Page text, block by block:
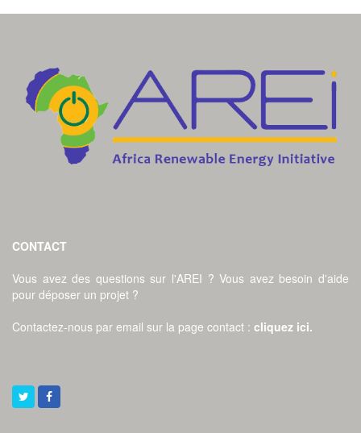
CONTACT
Vous avez des questions sur l'AREI ? Vous avez besoin d'aide
pour déposer un projet ?
Contactez-nous par email sur la page contact : cliquez ici.